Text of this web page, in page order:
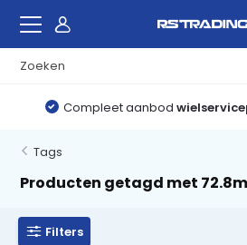
Compleet aanbod
Tags
Producten getagd met
Filters